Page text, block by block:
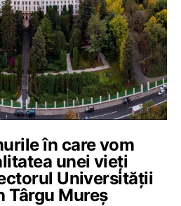
în care vom
unei vieți
Universității
Târgu Mureș